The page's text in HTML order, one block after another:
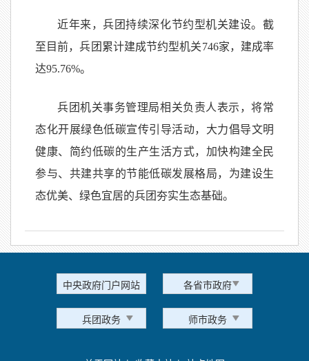
近年来，兵团持续深化节约型机关建设。截
至目前，兵团累计建成节约型机关746家，建成率
达95.76%。
兵团机关事务管理局相关负责人表示，将常
态化开展绿色低碳宣传引导活动，大力倡导文明
健康、简约低碳的生产生活方式，加快构建全民
参与、共建共享的节能低碳发展格局，为建设生
态优美、绿色宜居的兵团夯实生态基础。
中央政府门户网站 各省市政府
兵团政务 师市政务